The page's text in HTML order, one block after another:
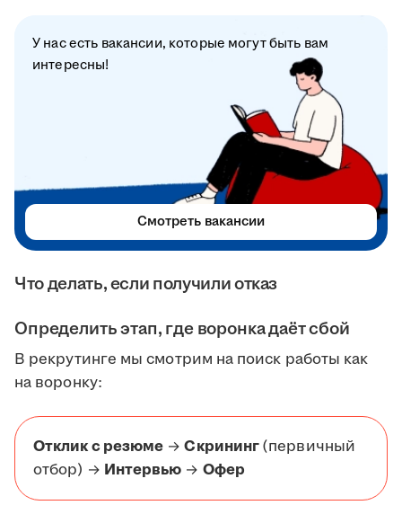
Что делать, если получили отказ
Определить этап, где воронка даёт сбой
В рекрутинге мы смотрим на поиск работы как
на воронку:
Отклик с резюме →Скрининг(первичный
отбор) → Интервью → Офер
У нас есть вакансии, которые могут быть вам
интересны!
Смотреть вакансии